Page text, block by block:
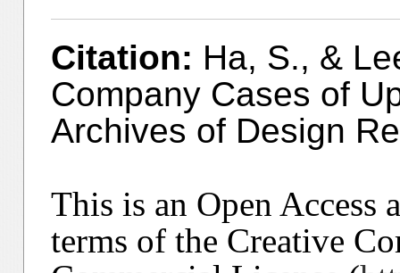
Citation: Ha, S., &
Company Cases of
Archives of Design
This is an Open Access
terms of the Creative